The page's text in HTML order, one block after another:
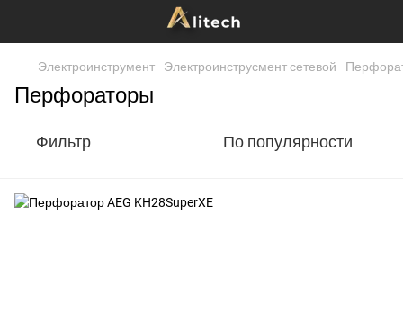
Электроинструмент Электроинструсмент сетевой
Перфораторы
Фильтр По популярности